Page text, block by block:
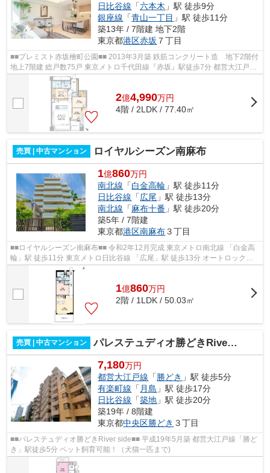
日比谷線 「六本木 」駅 徒歩9分
銀座線 「青山一丁目 」駅 徒歩11分
築13年 / 7階建 地下2階
東京都港区赤坂 ７丁目
■■プレミスト赤坂檜町公園■■ 2013年3月築 鉄筋コンクリート造 地下2階付
地上7階建 総戸数75戸 東京メトロ千代田線『赤坂』駅徒歩7分 都営大江戸
線・東京メトロ日比谷線『六本木』駅...
2億4,990万円
4階 / 2LDK / 77.40㎡
売買 | 中古マンション ロイヤルシーズン南麻布
1億860万円
南北線 「白金高輪 」駅 徒歩11分
日比谷線 「広尾 」駅 徒歩13分
南北線 「麻布十番 」駅 徒歩20分
築5年 / 7階建
東京都港区南麻布３丁目
■■ロイヤルシーズン南麻布■■ 令和2年12月完成 東京メトロ南北線 「白金高
輪」駅 徒歩11分 東京メトロ日比谷線 「広尾」駅 徒歩13分 オートロック・
宅配ボックス完備 ペット飼育可...
1億860万円
2階 / 1LDK / 50.03㎡
売買 | 中古マンション パレステュディオ勝どきRiver side
7,180万円
都営大江戸線 「 勝どき 」駅 徒歩5分
有楽町線 「 月島 」駅 徒歩17分
日比谷線 「築地 」駅 徒歩20分
築19年 / 8階建
東京都中央区勝どき ３丁目
■■パレステュディオ勝どきRiver side■■ 平成19年5月築 都営大江戸線「勝ど
き」駅徒歩5分 ペット飼育可能！（犬猫一匹まで)